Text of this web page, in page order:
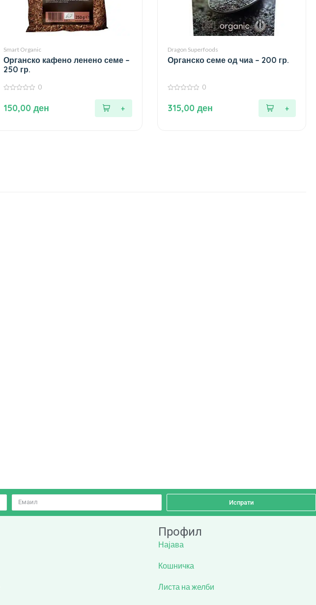
Smart Organic
Органско кафено ленено семе –
250 гр.
5
0
150,00 ден
Dragon Superfoods
Органско семе од чиа – 200 гр.
5
0
315,00 ден
Испрати
Профил
Најава
Кошничка
Листа на желби